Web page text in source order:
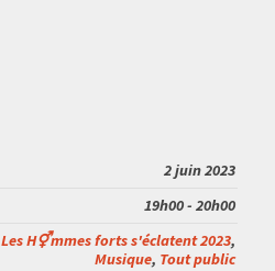
2 juin 2023
19h00 - 20h00
Les H⚥mmes forts s'éclatent 2023,
Musique, Tout public